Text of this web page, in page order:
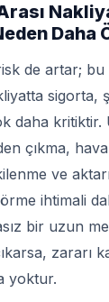
Daha
de artar;
sigorta,
daha kritiktir.
çıkma, hava
ve
ihtimali
bir uzun
zararı
yoktur.